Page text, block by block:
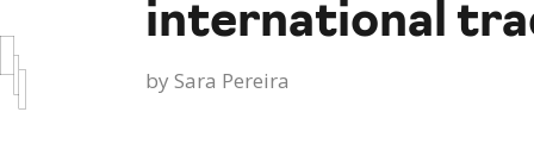
international
by Sara Pereira